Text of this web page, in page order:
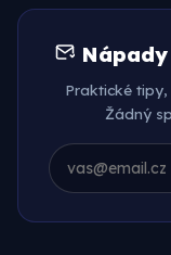
Praktické
Žádný